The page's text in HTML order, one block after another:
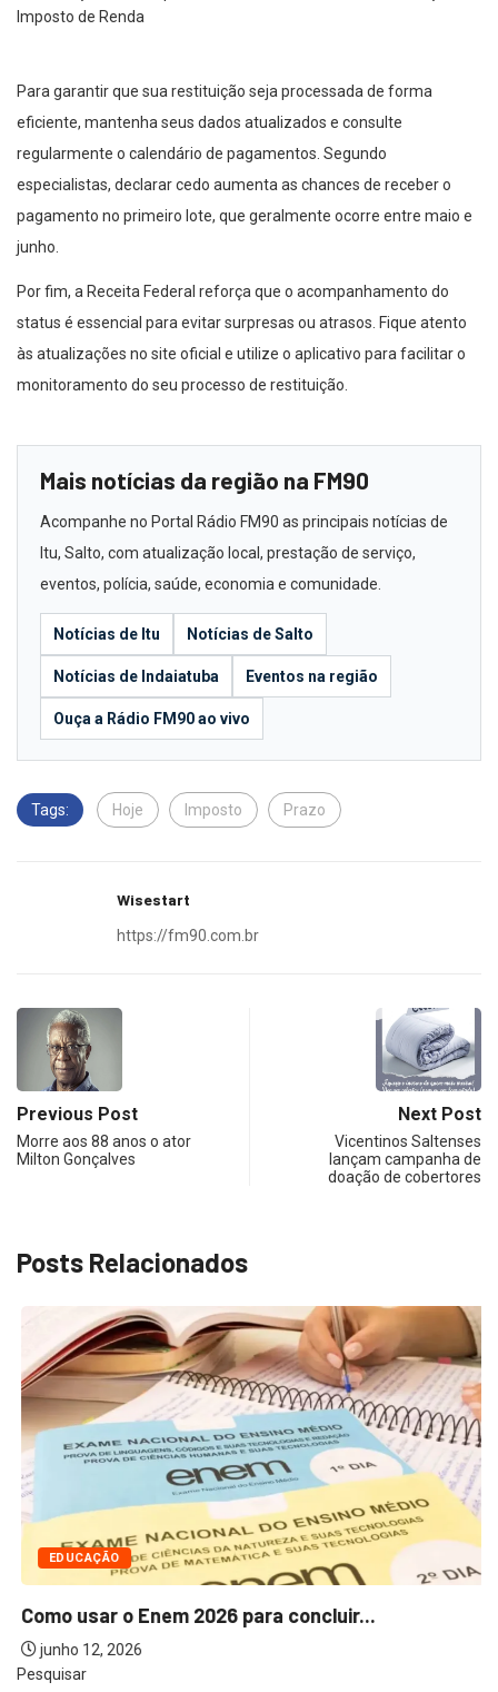
Para garantir que sua restituição seja processada de forma
eficiente, mantenha seus dados atualizados e consulte
regularmente o calendário de pagamentos. Segundo
especialistas, declarar cedo aumenta as chances de receber o
pagamento no primeiro lote, que geralmente ocorre entre maio e
junho.
Por fim, a Receita Federal reforça que o acompanhamento do
status é essencial para evitar surpresas ou atrasos. Fique atento
às atualizações no site oficial e utilize o aplicativo para facilitar o
monitoramento do seu processo de restituição.
Mais notícias da região na FM90
Acompanhe no Portal Rádio FM90 as principais notícias de
Itu, Salto, com atualização local, prestação de serviço,
eventos, polícia, saúde, economia e comunidade.
Notícias de Itu Notícias de Salto
Notícias de Indaiatuba Eventos na região
Ouça a Rádio FM90 ao vivo
Tags: Hoje Imposto Prazo
Wisestart
https://fm90.com.br
Previous Post
Morre aos 88 anos o ator
Milton Gonçalves
Next Post
Vicentinos Saltenses
lançam campanha de
doação de cobertores
Posts Relacionados
EDUCAÇÃO
Como usar o Enem 2026 para concluir...
junho 12, 2026
Pesquisar